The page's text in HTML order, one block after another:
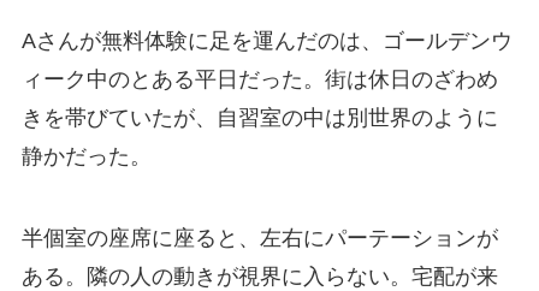
Aさんが無料体験に足を運んだのは、ゴールデンウ
ィーク中のとある平日だった。街は休日のざわめ
きを帯びていたが、自習室の中は別世界のように
静かだった。
半個室の座席に座ると、左右にパーテーションが
ある。隣の人の動きが視界に入らない。宅配が来